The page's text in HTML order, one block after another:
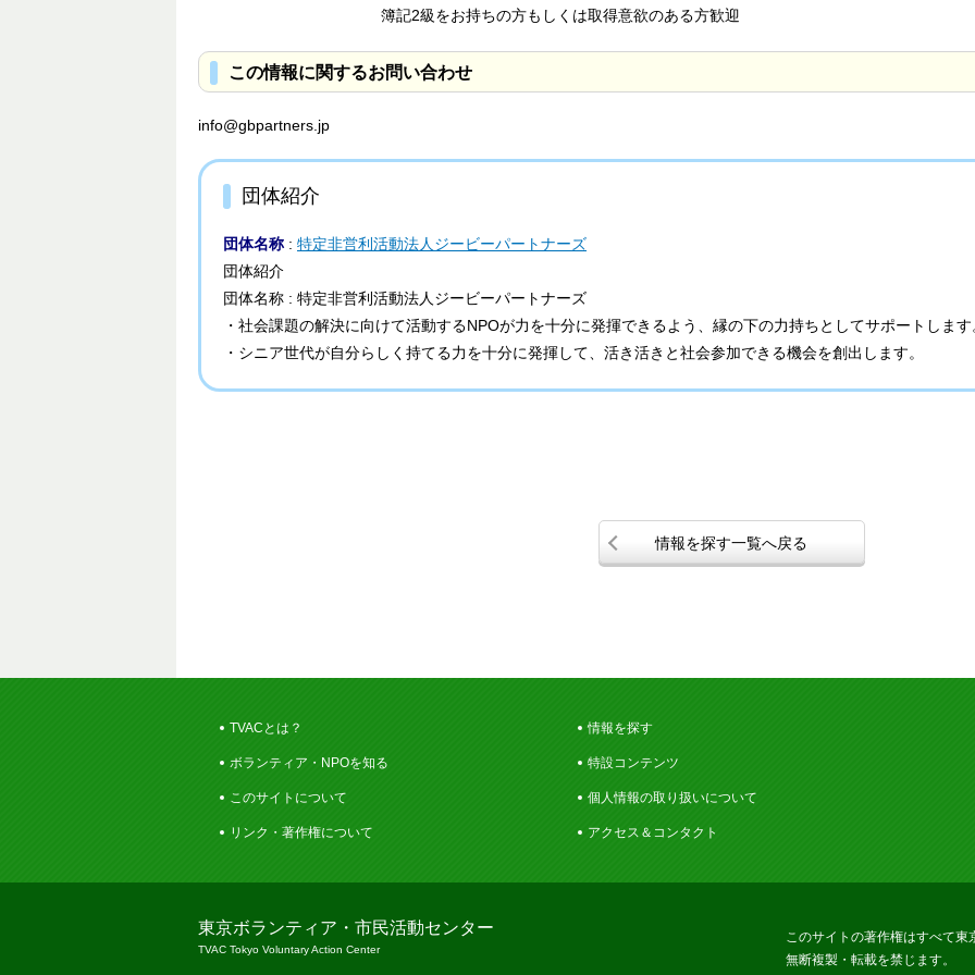
簿記2級をお持ちの方もしくは取得意欲のある方歓迎
この情報に関するお問い合わせ
info@gbpartners.jp
団体紹介
団体名称 : 特定非営利活動法人ジービーパートナーズ
団体紹介
団体名称 : 特定非営利活動法人ジービーパートナーズ
・社会課題の解決に向けて活動するNPOが力を十分に発揮できるよう、縁の下の力持ちとしてサポートします
・シニア世代が自分らしく持てる力を十分に発揮して、活き活きと社会参加できる機会を創出します。
情報を探す一覧へ戻る
TVACとは？ 情報を探す
ボランティア・NPOを知る 特設コンテンツ
このサイトについて 個人情報の取り扱いについて
リンク・著作権について アクセス＆コンタクト
東京ボランティア・市民活動センター
TVAC Tokyo Voluntary Action Center
このサイトの著作権はすべて
無断複製・転載を禁じます。